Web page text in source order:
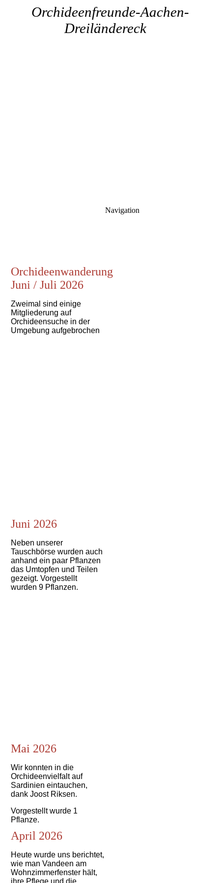
Orchideenfreunde-Aachen-
Dreiländereck
Navigation
Orchideenwanderung
Juni / Juli 2026
Zweimal sind einige
Mitgliederung auf
Orchideensuche in der
Umgebung aufgebrochen
Juni 2026
Neben unserer
Tauschbörse wurden auch
anhand ein paar Pflanzen
das Umtopfen und Teilen
gezeigt. Vorgestellt
wurden 9 Pflanzen.
Mai 2026
Wir konnten in die
Orchideenvielfalt auf
Sardinien eintauchen,
dank Joost Riksen.
Vorgestellt wurde 1
Pflanze.
April 2026
Heute wurde uns berichtet,
wie man Vandeen am
Wohnzimmerfenster hält,